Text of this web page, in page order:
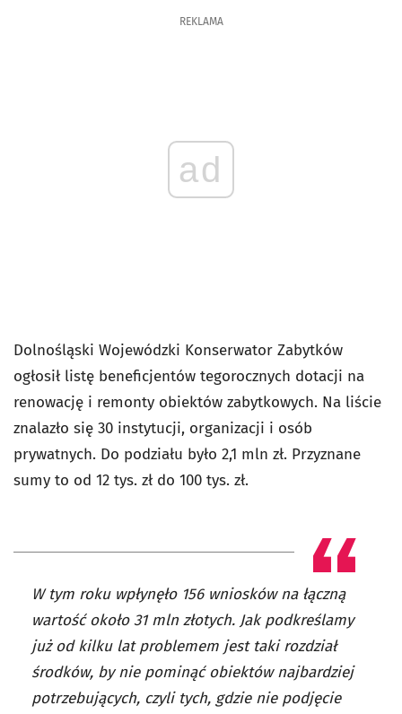
REKLAMA
ad
Dolnośląski Wojewódzki Konserwator Zabytków
ogłosił listę beneficjentów tegorocznych dotacji na
renowację i remonty obiektów zabytkowych. Na liście
znalazło się 30 instytucji, organizacji i osób
prywatnych. Do podziału było 2,1 mln zł. Przyznane
sumy to od 12 tys. zł do 100 tys. zł.
W tym roku wpłynęło 156 wniosków na łączną
wartość około 31 mln złotych. Jak podkreślamy
już od kilku lat problemem jest taki rozdział
środków, by nie pominąć obiektów najbardziej
potrzebujących, czyli tych, gdzie nie podjęcie